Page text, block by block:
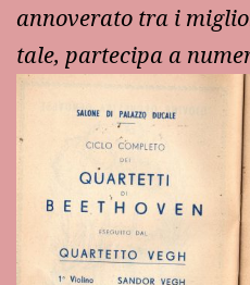
annoverato tra i
tale, partecipa a